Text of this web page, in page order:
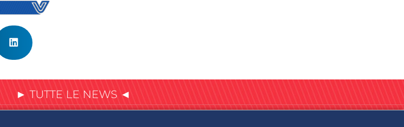
► TUTTE LE NEWS ◄